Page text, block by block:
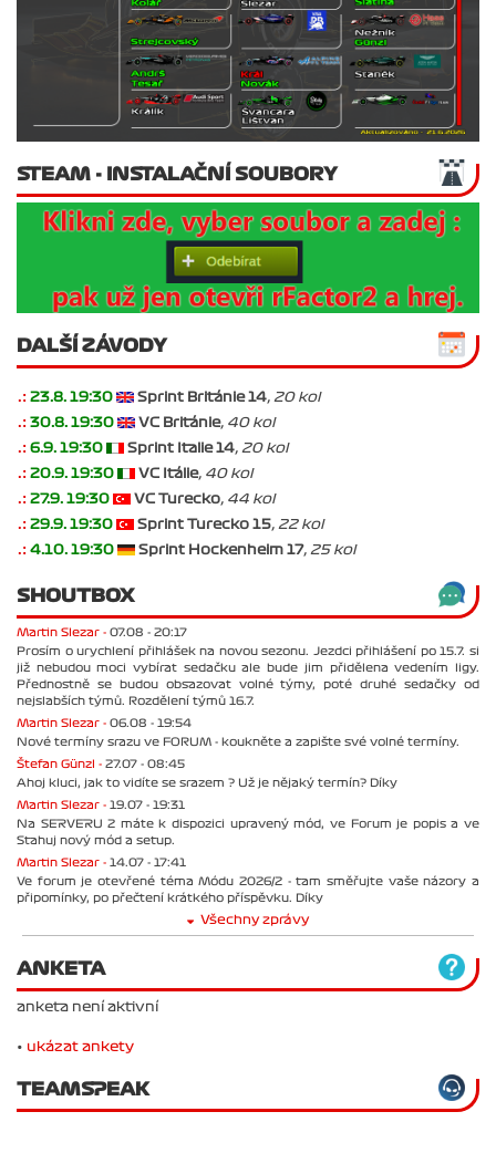
STEAM - INSTALAČNÍ SOUBORY
DALŠÍ ZÁVODY
.: 23.8. 19:30 Sprint Británie 14, 20 kol
.: 30.8. 19:30 VC Británie, 40 kol
.: 6.9. 19:30 Sprint Italie 14, 20 kol
.: 20.9. 19:30 VC Itálie, 40 kol
.: 27.9. 19:30 VC Turecko, 44 kol
.: 29.9. 19:30 Sprint Turecko 15, 22 kol
.: 4.10. 19:30 Sprint Hockenheim 17, 25 kol
SHOUTBOX
Martin Slezar - 07.08 - 20:17
Prosím o urychlení přihlášek na novou sezonu. Jezdci přihlášení po 15.7. si
již nebudou moci vybírat sedačku ale bude jim přidělena vedením ligy.
Přednostně se budou obsazovat volné týmy, poté druhé sedačky od
nejslabších týmů. Rozdělení týmů 16.7.
Martin Slezar - 06.08 - 19:54
Nové termíny srazu ve FORUM - koukněte a zapište své volné termíny.
Štefan Günzl - 27.07 - 08:45
Ahoj kluci, jak to vidíte se srazem ? Už je nějaký termín? Díky
Martin Slezar - 19.07 - 19:31
Na SERVERU 2 máte k dispozici upravený mód, ve Forum je popis a ve
Stahuj nový mód a setup.
Martin Slezar - 14.07 - 17:41
Ve forum je otevřené téma Módu 2026/2 - tam směřujte vaše názory a
připomínky, po přečtení krátkého příspěvku. Díky
Všechny zprávy
ANKETA
anketa není aktivní
• ukázat ankety
TEAMSPEAK